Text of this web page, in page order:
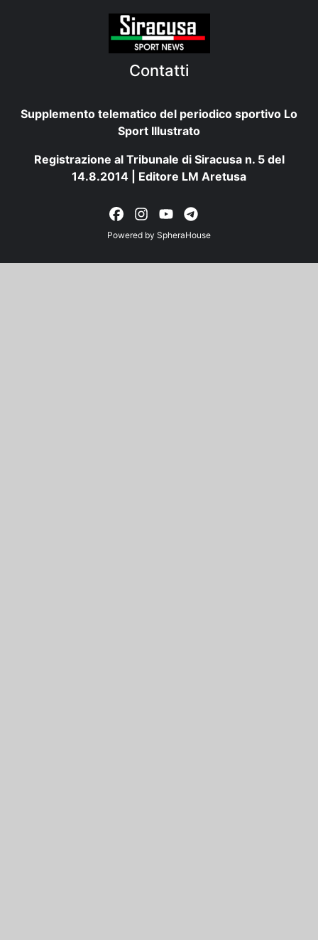
Contatti
Supplemento telematico del periodico sportivo Lo
Sport Illustrato
Registrazione al Tribunale di Siracusa n. 5 del
14.8.2014 | Editore LM Aretusa
Powered by SpheraHouse